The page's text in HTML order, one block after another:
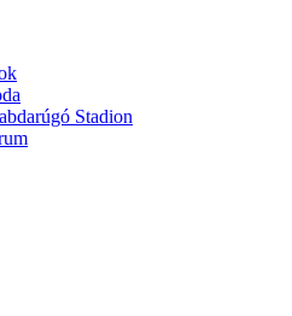
Stadion